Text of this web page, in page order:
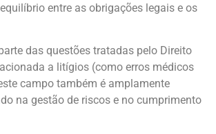
entre as obrigações legais e os
das questões tratadas pelo Direito
a litígios (como erros médicos
campo também é amplamente
na gestão de riscos e no cumprimento